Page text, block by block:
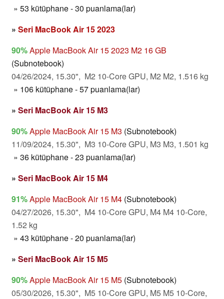
» 53 kütüphane - 30 puanlama(lar)
» Seri MacBook Air 15 2023
90%Apple MacBook Air 15 2023 M2 16 GB
(Subnotebook)
04/26/2024, 15.30", M2 10-Core GPU, M2 M2, 1.516 kg
» 106 kütüphane - 57 puanlama(lar)
» Seri MacBook Air 15 M3
90%Apple MacBook Air 15 M3 (Subnotebook)
11/09/2024, 15.30", M3 10-Core GPU, M3 M3, 1.501 kg
» 36 kütüphane - 23 puanlama(lar)
» Seri MacBook Air 15 M4
91%Apple MacBook Air 15 M4 (Subnotebook)
04/27/2026, 15.30", M4 10-Core GPU, M4 M4 10-Core,
1.52 kg
» 43 kütüphane - 20 puanlama(lar)
» Seri MacBook Air 15 M5
90%Apple MacBook Air 15 M5 (Subnotebook)
05/30/2026, 15.30", M5 10-Core GPU, M5 M5 10-Core,